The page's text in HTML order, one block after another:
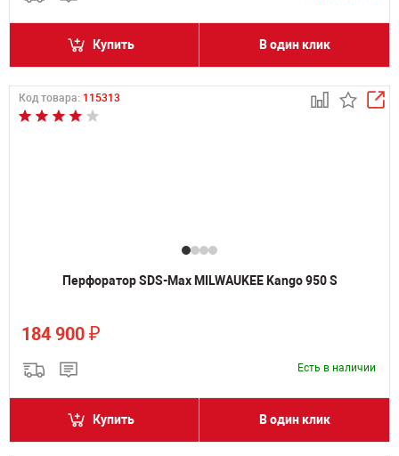
Купить В один клик
Код товара: 115313
Перфоратор SDS-Max MILWAUKEE Kango 950 S
184 900 ₽
Есть в наличии
Купить В один клик